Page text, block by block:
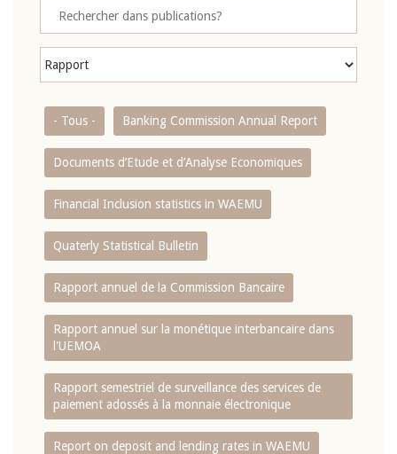
- Tous - Banking Commission Annual Report
Documents d’Etude et d’Analyse Economiques
Financial Inclusion statistics in WAEMU
Quaterly Statistical Bulletin
Rapport annuel de la Commission Bancaire
Rapport annuel sur la monétique interbancaire dans
l'UEMOA
Rapport semestriel de surveillance des services de
paiement adossés à la monnaie électronique
Report on deposit and lending rates in WAEMU